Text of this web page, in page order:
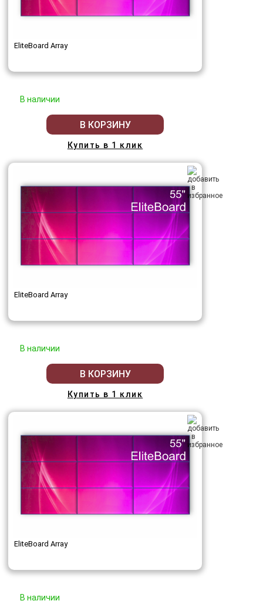
EliteBoard Array
В наличии
В КОРЗИНУ
Купить в 1 клик
EliteBoard Array
В наличии
В КОРЗИНУ
Купить в 1 клик
EliteBoard Array
В наличии